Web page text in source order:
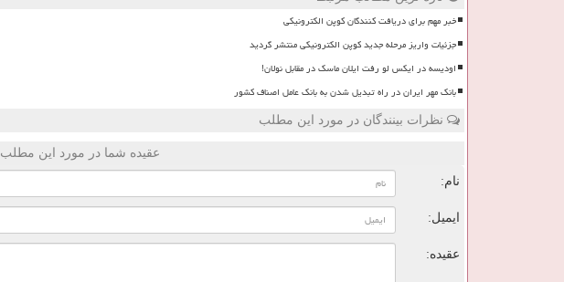
خبر مهم برای دریافت کنندگان کوپن الکترونیکی
جزئیات واریز مرحله جدید کوپن الکترونیکی منتشر گردید
اودیسه در ایکس لو رفت ایلان ماسک در مقابل نولان!
بانک مهر ایران در راه تبدیل شدن به بانک عامل اصناف کشور
نظرات بینندگان در مورد این مطلب
عقیده شما در مورد این مطلب
نام:
ایمیل:
عقیده: